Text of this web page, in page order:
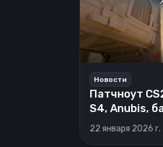
Новости
Патчноут
S4, Anubis,
22 января 2026 г.